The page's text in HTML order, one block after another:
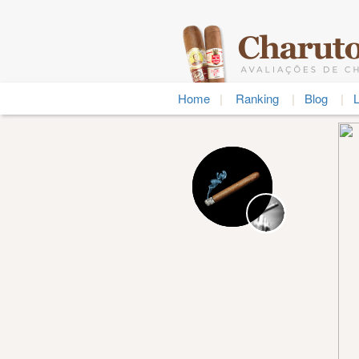
Home | Ranking | Blog |